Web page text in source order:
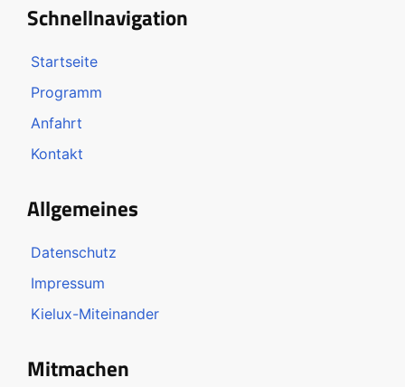
Schnellnavigation
Startseite
Programm
Anfahrt
Kontakt
Allgemeines
Datenschutz
Impressum
Kielux-Miteinander
Mitmachen